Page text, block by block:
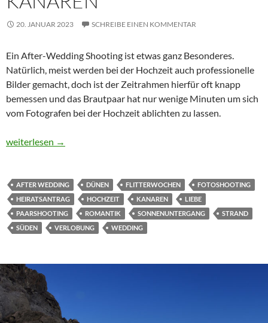
20. JANUAR 2023 SCHREIBE EINEN KOMMENTAR
Ein After-Wedding Shooting ist etwas ganz Besonderes.
Natürlich, meist werden bei der Hochzeit auch professionelle
Bilder gemacht, doch ist der Zeitrahmen hierfür oft knapp
bemessen und das Brautpaar hat nur wenige Minuten um sich
vom Fotografen bei der Hochzeit ablichten zu lassen.
Shooting nach der Hochzeit auf den Kanaren
weiterlesen →
AFTER WEDDING DÜNEN FLITTERWOCHEN
FOTOSHOOTING
HEIRATSANTRAG
HOCHZEIT KANAREN
LIEBE
PAARSHOOTING
ROMANTIK SONNENUNTERGANG
STRAND
SÜDEN
VERLOBUNG WEDDING